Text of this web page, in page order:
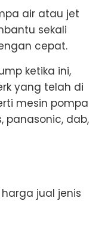
air atau jet
sekali
cepat.
ketika ini,
yang telah di
mesin pompa
panasonic, dab,
jual jenis